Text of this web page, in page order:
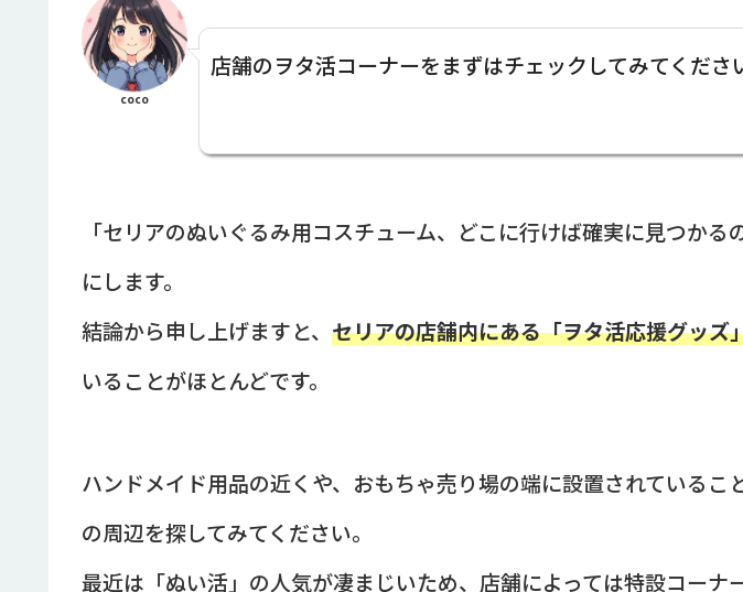
coco
店舗のヲタ活コーナーをまずはチェックしてみてくださ
「セリアのぬいぐるみ用コスチューム、どこに行けば確実に見つかる
にします。
結論から申し上げますと、 セリアの店舗内にある「ヲタ活応援グッズ
いることがほとんどです。
ハンドメイド用品の近くや、おもちゃ売り場の端に設置されているこ
の周辺を探してみてください。
最近は「ぬい活」の人気が凄まじいため、店舗によっては特設コーナ